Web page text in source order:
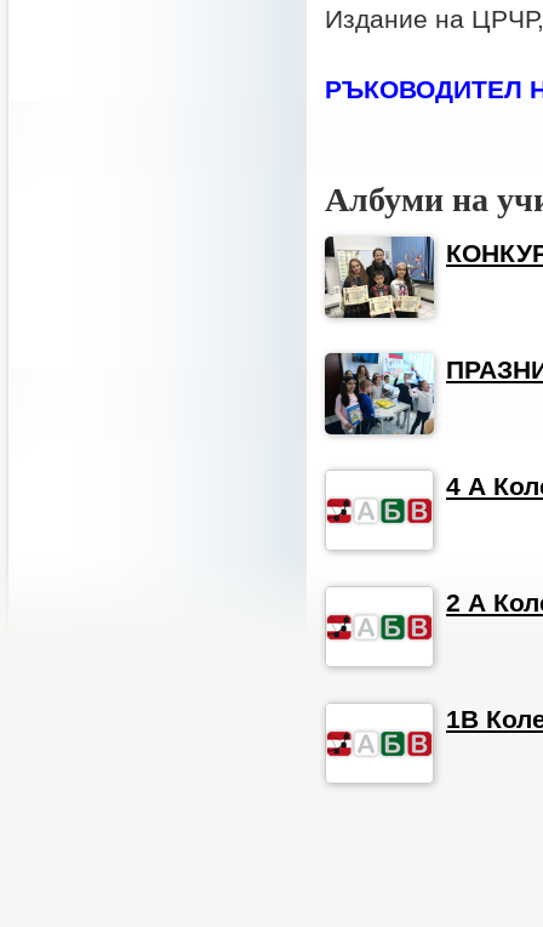
Издание на
РЪКОВОДИТЕЛ
Албуми на
4 А
2 А
1В